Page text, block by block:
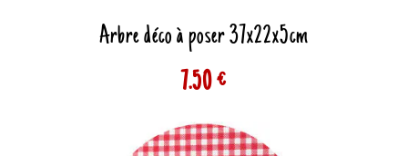
Arbre déco à poser 37x22x5cm
7.50 €